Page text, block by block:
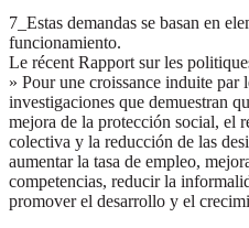
7_Estas demandas se basan en
funcionamiento.
Le récent Rapport sur les
» Pour une croissance induite par
investigaciones que demuestran
mejora de la protección social, el
colectiva y la reducción de las
aumentar la tasa de empleo,
competencias, reducir la
promover el desarrollo y el